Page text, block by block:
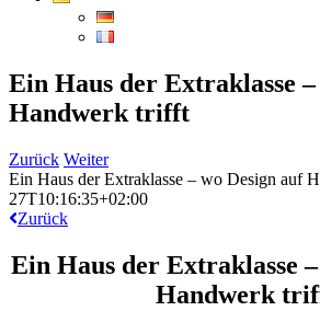
Ein Haus der Extraklasse
Handwerk trifft
Zurück Weiter
Ein Haus der Extraklasse – wo Design auf
27T10:16:35+02:00
Zurück
Ein Haus der Extraklasse
Handwerk